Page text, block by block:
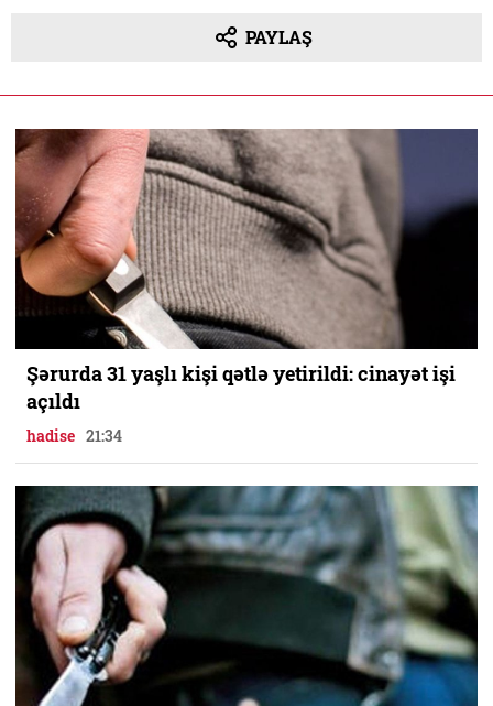
PAYLAŞ
Şərurda 31 yaşlı kişi qətlə yetirildi: cinayət işi
açıldı
hadise 21:34